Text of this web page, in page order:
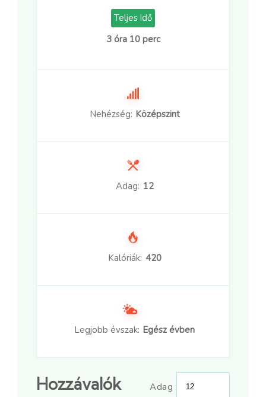
Teljes Idő
3 óra 10 perc
Nehézség: Középszint
Adag: 12
Kalóriák: 420
Legjobb évszak: Egész évben
Hozzávalók Adag